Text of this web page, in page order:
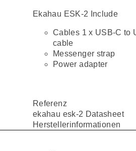
Ekahau ESK-2 Include
Cables 1 x USB-C to
cable
Messenger strap
Power adapter
Referenz
ekahau esk-2 Datasheet
Herstellerinformationen